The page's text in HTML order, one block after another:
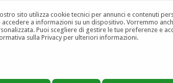
sito utilizza cookie tecnici per annunci e contenuti
accedere a informazioni su un dispositivo. Vorremmo
Puoi scegliere di gestire le tue preferenze e
sulla Privacy per ulteriori informazioni.
A B C D E F G H